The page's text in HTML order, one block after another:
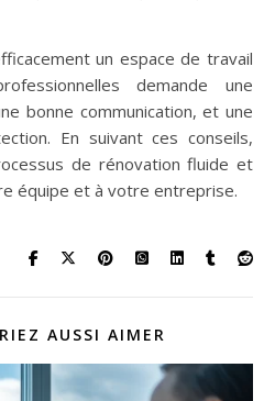
un espace de travail
demande une
bonne communication, et une
En suivant ces conseils,
de rénovation fluide et
équipe et à votre entreprise.
AUSSI AIMER